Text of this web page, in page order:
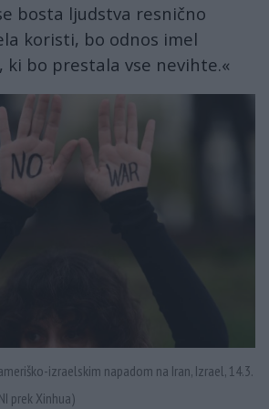
bosta ljudstva resnično
koristi, bo odnos imel
ki bo prestala vse nevihte.«
izraelskim napadom na Iran, Izrael, 14.3.
prek Xinhua)